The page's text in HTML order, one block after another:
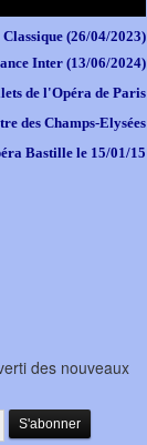
(26/04/2023)
Inter (13/06/2024)
de l'Opéra de Paris
des Champs-Elysées
Bastille le 15/01/15
des nouveaux